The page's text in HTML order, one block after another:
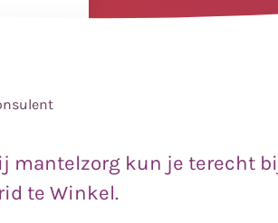
mantelzorg kun je terecht
te Winkel.